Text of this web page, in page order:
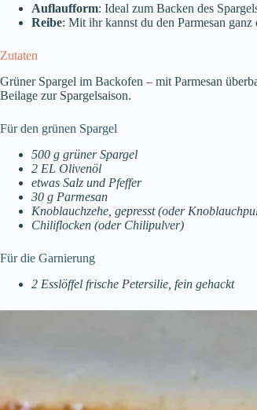
Auflaufform: Ideal zum Backen des
Reibe: Mit ihr kannst du den Parmesan
Zutaten
Grüner Spargel im Backofen – mit Parmesan
Beilage zur Spargelsaison.
Für den grünen Spargel
500 g grüner Spargel
2 EL Olivenöl
etwas Salz und Pfeffer
30 g Parmesan
Knoblauchzehe, gepresst (oder
Chiliflocken (oder Chilipulver)
Für die Garnierung
2 Esslöffel frische Petersilie, fein gehackt